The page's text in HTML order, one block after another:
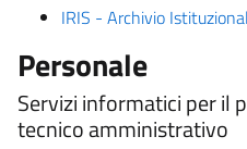
IRIS - Archivio
Personale
Servizi informatici per il
tecnico amministrativo